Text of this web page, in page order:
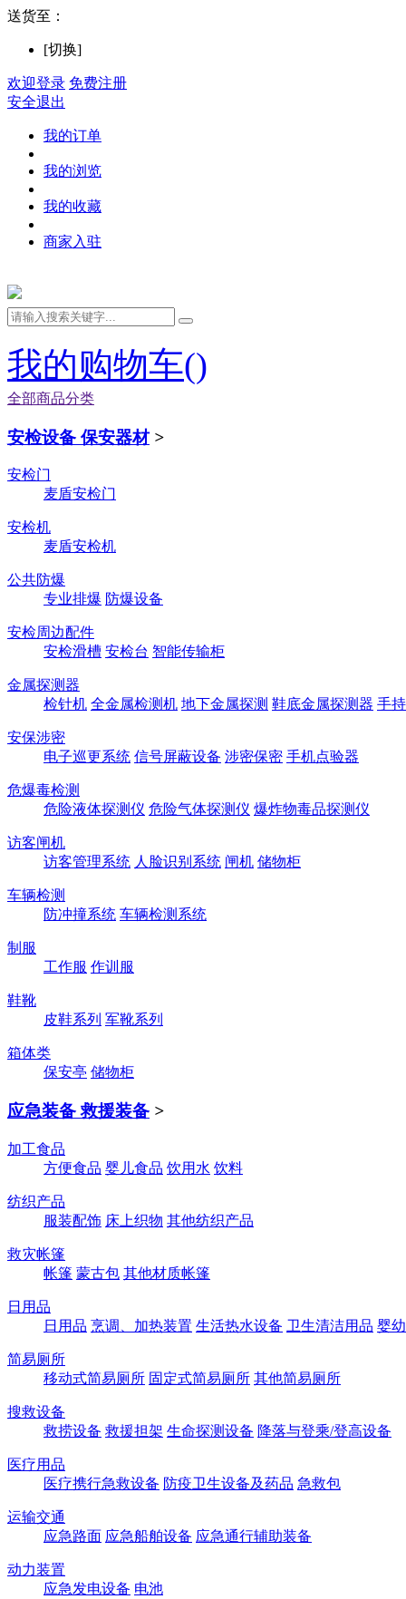
送货至：
[切换]
欢迎登录 免费注册
安全退出
我的订单
我的浏览
我的收藏
商家入驻
我的购物车()
全部商品分类
安检设备 保安器材 >
安检门
麦盾安检门
安检机
麦盾安检机
公共防爆
专业排爆 防爆设备
安检周边配件
安检滑槽 安检台 智能传输柜
金属探测器
检针机 全金属检测机 地下金属探测 鞋底金属探测器 手
安保涉密
电子巡更系统 信号屏蔽设备 涉密保密 手机点验器
危爆毒检测
危险液体探测仪 危险气体探测仪 爆炸物毒品探测仪
访客闸机
访客管理系统 人脸识别系统 闸机 储物柜
车辆检测
防冲撞系统 车辆检测系统
制服
工作服 作训服
鞋靴
皮鞋系列 军靴系列
箱体类
保安亭 储物柜
应急装备 救援装备 >
加工食品
方便食品 婴儿食品 饮用水 饮料
纺织产品
服装配饰 床上织物 其他纺织产品
救灾帐篷
帐篷 蒙古包 其他材质帐篷
日用品
日用品 烹调、加热装置 生活热水设备 卫生清洁用品 婴
简易厕所
移动式简易厕所 固定式简易厕所 其他简易厕所
搜救设备
救捞设备 救援担架 生命探测设备 降落与登乘/登高设备
医疗用品
医疗携行急救设备 防疫卫生设备及药品 急救包
运输交通
应急路面 应急船舶设备 应急通行辅助装备
动力装置
应急发电设备 电池